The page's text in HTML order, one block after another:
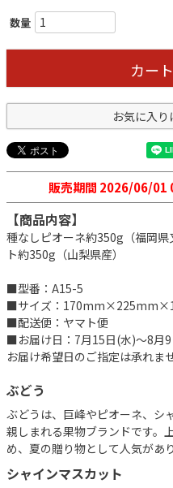
カー
お気に入り
販売期間 2026/06/01
【商品内容】
種なしピオーネ約350g（福岡
ト約350g（山梨県産）
■型番：A15-5
■サイズ：
■配送便：ヤマト便
■お届け日：7月15日(水)～8月
お届け希望日のご指定は承れませ
ぶどう
ぶどうは、巨峰やピオーネ、シ
親しまれる果物ブランドです。
め、夏の贈り物として人気があり
シャインマスカット